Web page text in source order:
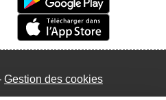
Gestion des cookies